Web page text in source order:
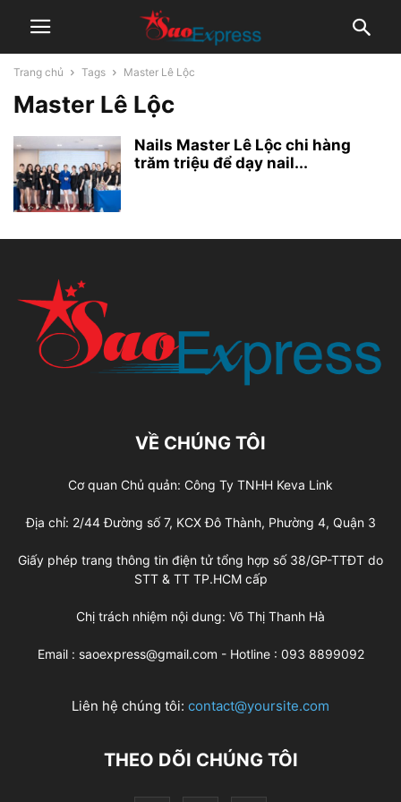
Trang chủ Tags Master Lê Lộc
Master Lê Lộc
Nails Master Lê Lộc chi hàng
trăm triệu để dạy nail...
VỀ CHÚNG TÔI
Cơ quan Chủ quản: Công Ty TNHH Keva Link
Địa chỉ: 2/44 Đường số 7, KCX Đô Thành, Phường 4, Quận 3
Giấy phép trang thông tin điện tử tổng hợp số 38/GP-TTĐT do
STT & TT TP.HCM cấp
Chị trách nhiệm nội dung: Võ Thị Thanh Hà
Email : saoexpress@gmail.com - Hotline : 093 8899092
Liên hệ chúng tôi: contact@yoursite.com
THEO DÕI CHÚNG TÔI